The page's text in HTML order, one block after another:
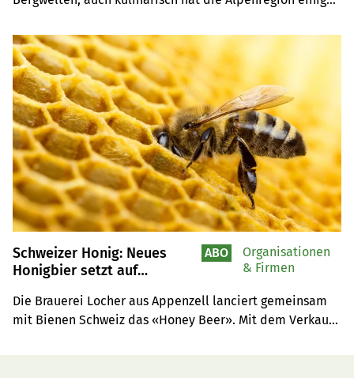
«Alpe-Chuchi – Berner Oberland» vom Weber Verlag.
Schweizer Honig: Neues
Honigbier setzt auf
Goldsiegel-Qualität
Die Brauerei Locher aus Appenzell lanciert gemeinsam
mit Bienen Schweiz das «Honey Beer». Mit dem Verkauf
ABO
Organisationen
& Firmen